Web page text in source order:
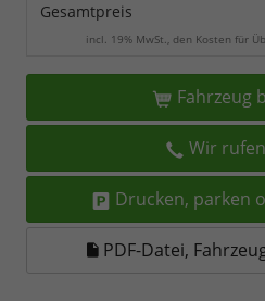
Gesamtpreis
incl. 19% MwSt., den Kosten für
Fahrzeug
Wir
Drucken, parken
PDF-Datei,